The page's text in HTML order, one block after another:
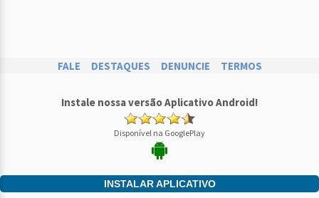
FALE DESTAQUES DENUNCIE TERMOS
Instale nossa versão Aplicativo Android!
Disponível na GooglePlay
INSTALAR APLICATIVO